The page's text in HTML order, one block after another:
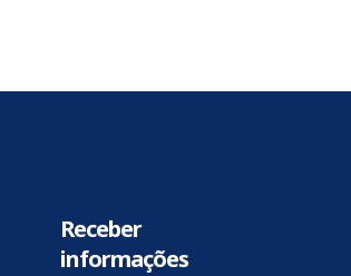
Receber
informações